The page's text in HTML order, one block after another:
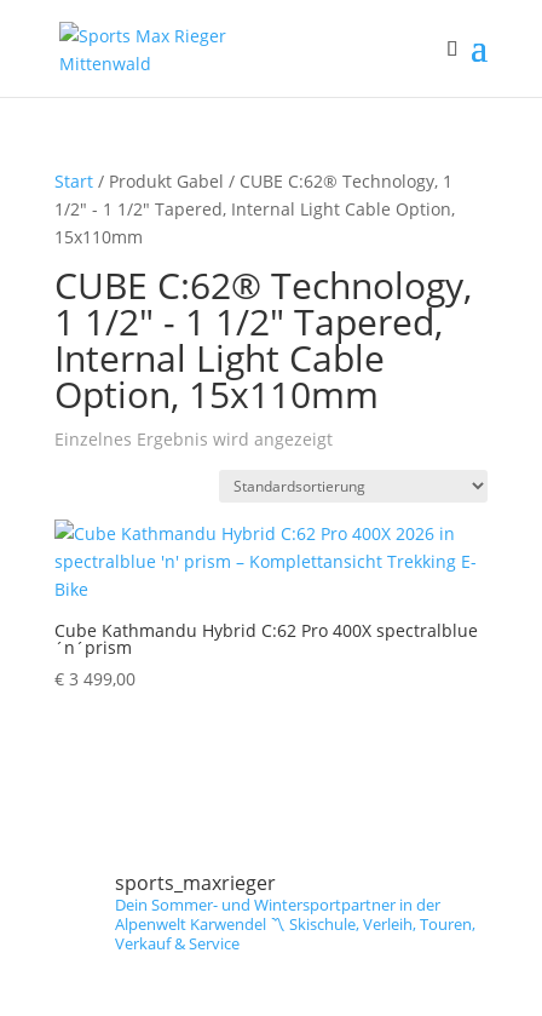
Start/ Produkt Gabel / CUBE C:62® Technology, 1
1/2" - 1 1/2" Tapered, Internal Light Cable Option,
15x110mm
CUBE C:62® Technology,
1 1/2" - 1 1/2" Tapered,
Internal Light Cable
Option, 15x110mm
Einzelnes Ergebnis wird angezeigt
Cube Kathmandu Hybrid C:62 Pro 400X spectralblue
´n´prism
€3 499,00
sports_maxrieger
Dein Sommer- und Wintersportpartner in der
Alpenwelt Karwendel〽️ Skischule, Verleih, Touren,
Verkauf & Service